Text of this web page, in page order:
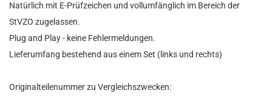
Natürlich mit E-Prüfzeichen und vollumfänglich im Bereich der
StVZO zugelassen.
Plug and Play - keine Fehlermeldungen.
Lieferumfang bestehend aus einem Set (links und rechts)
Originalteilenummer zu Vergleichszwecken: